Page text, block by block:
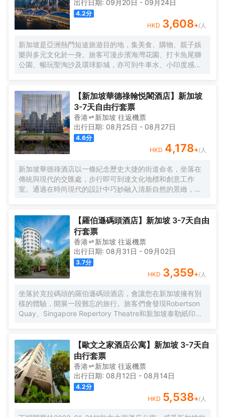
出行日期: 09月20日 - 09月24日
4.2分
HKD 3,608+/人
新加坡是亞洲熱門短途旅遊目的地，集美食、購物、親子娛
樂與多元文化於一身。旅客可漫步濱海灣花園、打卡魚尾獅
公園、暢玩聖淘沙及環球影城，亦可到牛車水、小印度感受
【新加坡華德祿翰悦閣酒店】新加坡
3-7天自由行套票
香港 新加坡 往返機票
出行日期: 08月25日 - 08月27日
4.6分
HKD 4,178+/人
新加坡華德祿酒店以一條紀念歷史大捷的街道命名，坐落在
傳統與現代的交匯處，步行即可到達文化地標和創意工作
室。通過在時尚現代的設計中巧妙融入清新自然的景緻，將
您。每次入住都是探索、聯結和煥新之旅 - 新加坡的過往歷
史與今天的創意脈搏同頻共振。
【羅伯遜碼頭酒店】新加坡 3-7天自由
行套票
香港 新加坡 往返機票
出行日期: 08月31日 - 09月02日
3.7分
HKD 3,359+/人
坐落於克拉碼頭的羅伯遜碼頭酒店，會讓您在新加坡擁有別
樣的體驗，開展一段難忘的旅行。旅客們會發現Robertson
Quay、Singapore Repertory Theatre和新加坡泰勒紙印藝
使用。服務人員會提前為您準備好電熱水壺，以滿足您的飲
水需求。倘若您在忙碌的一天後想在自己的客房內放鬆，提
供24小時熱水和吹風機的客房浴室是不錯的選擇。在空閒的
時候，去酒吧喝杯飲品放鬆一下是不錯的選擇。對於常駐旅
客來說，若是厭倦了酒店的餐飲，附近的Odette
Restaurant（西餐）和Waku Ghin by Tetsuya Wakuda(濱
海灣金沙店)（日本料理）或許能勾起您的食慾，他們家的家
傳甜菜根和醃牡丹蝦配海膽和魚子醬均深受好評，Corner
【歐文之家酒店公寓】新加坡 3-7天自
由行套票
香港 新加坡 往返機票
出行日期: 08月12日 - 08月14日
4.2分
HKD 5,538+/人